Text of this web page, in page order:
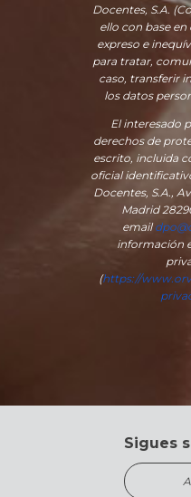
Docentes, S.A.
ello con base
expreso e
para tratar,
caso, transferir
los datos
El interesado
derechos de
escrito, incluida
oficial
Docentes, S.A.,
Madrid
email
información
(https://
Sigues